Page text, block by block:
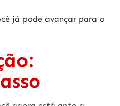
já pode avançar para o